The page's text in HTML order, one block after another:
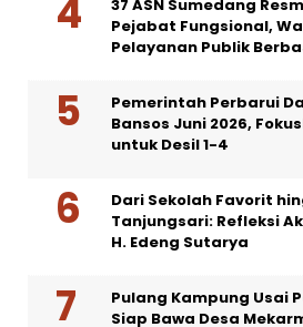
37 ASN Sumedang
Pejabat Fungsional,
Pelayanan Publik
Pemerintah Perbarui
Bansos Juni 2026,
untuk Desil 1-4
Dari Sekolah Favorit
Tanjungsari: Refleksi
H. Edeng Sutarya
Pulang Kampung Usai
Siap Bawa Desa